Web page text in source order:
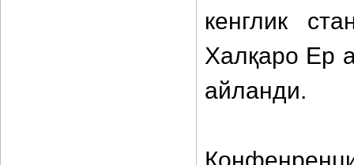
кенглик
Халқаро Ер
айланди.